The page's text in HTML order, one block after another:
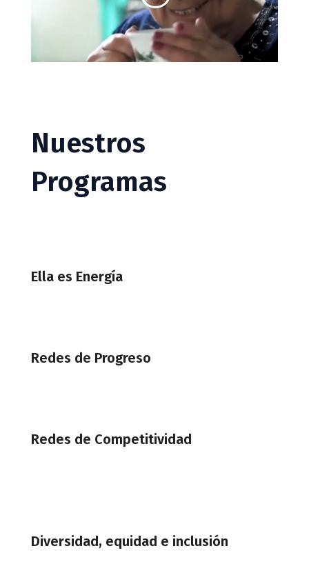
Nuestros
Programas
Ella es Energía
Redes de Progreso
Redes de Competitividad
Diversidad, equidad e inclusión